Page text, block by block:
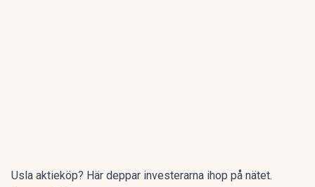
Usla aktieköp? Här deppar investerarna ihop på nätet.